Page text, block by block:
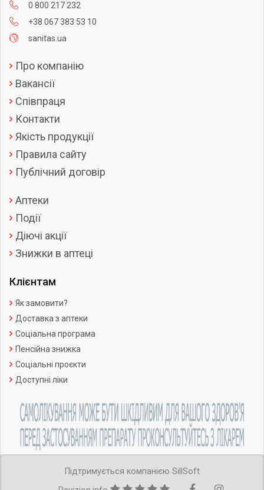
0 800 217 232
+38 067 383 53 10
sanitas.ua
Про компанію
Вакансії
Співпраця
Контакти
Якість продукції
Правила сайту
Публічний договір
Аптеки
Події
Діючі акції
Знижки в аптеці
Клієнтам
Як замовити?
Доставка з аптеки
Соціальна програма
Пенсійна знижка
Соціальні проєкти
Доступні ліки
Підтримується компанією SillSoft